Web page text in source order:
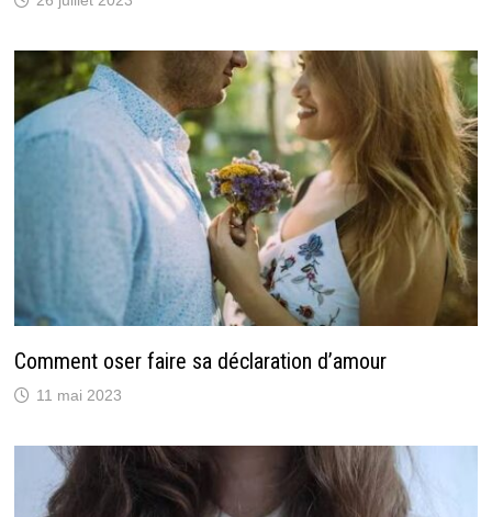
Comment oser faire sa déclaration d’amour
11 mai 2023